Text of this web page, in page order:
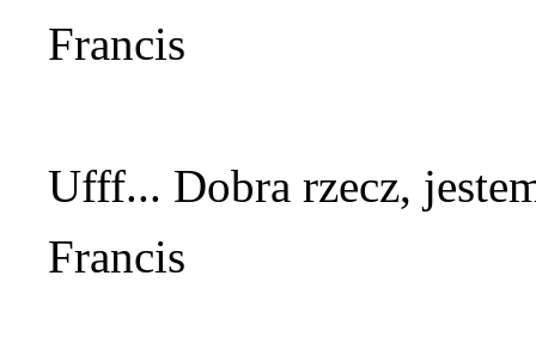
Francis
Ufff... Dobra rzecz,
Francis